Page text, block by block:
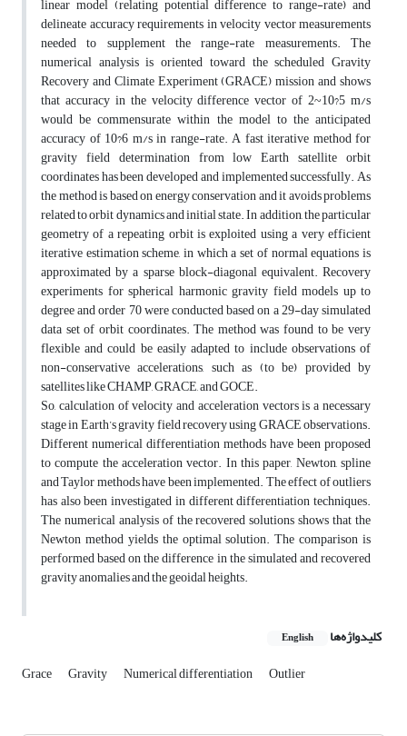
linear model (relating potential difference to range-rate) and
delineate accuracy requirements in velocity vector measurements
needed to supplement the range-rate measurements. The
numerical analysis is oriented toward the scheduled Gravity
Recovery and Climate Experiment (GRACE) mission and shows
that accuracy in the velocity difference vector of 2~10?5 m/s
would be commensurate within the model to the anticipated
accuracy of 10?6 m/s in range-rate. A fast iterative method for
gravity field determination from low Earth satellite orbit
coordinates has been developed and implemented successfully. As
the method is based on energy conservation and it avoids problems
related to orbit dynamics and initial state. In addition, the particular
geometry of a repeating orbit is exploited using a very efficient
iterative estimation scheme, in which a set of normal equations is
approximated by a sparse block-diagonal equivalent. Recovery
experiments for spherical harmonic gravity field models up to
degree and order 70 were conducted based on a 29-day simulated
data set of orbit coordinates. The method was found to be very
flexible and could be easily adapted to include observations of
non-conservative accelerations, such as (to be) provided by
satellites like CHAMP, GRACE, and GOCE.
So, calculation of velocity and acceleration vectors is a necessary
stage in Earth’s gravity field recovery using GRACE observations.
Different numerical differentiation methods have been proposed
to compute the acceleration vector. In this paper, Newton, spline
and Taylor methods have been implemented. The effect of outliers
has also been investigated in different differentiation techniques.
The numerical analysis of the recovered solutions shows that the
Newton method yields the optimal solution. The comparison is
performed based on the difference in the simulated and recovered
gravity anomalies and the geoidal heights.
کلیدواژه‌ها English
Grace Gravity Numerical differentiation Outlier